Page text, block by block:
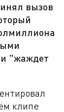
вызов
"жаждет
клипе